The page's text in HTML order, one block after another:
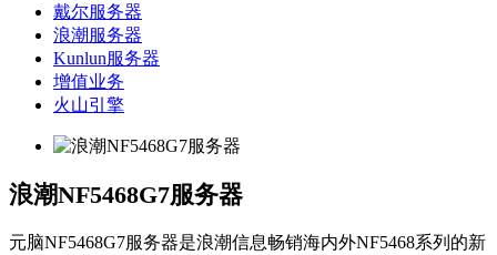
戴尔服务器
浪潮服务器
Kunlun服务器
增值业务
火山引擎
浪潮NF5468G7服务器
元脑NF5468G7服务器是浪潮信息畅销海内外NF5468系列的新